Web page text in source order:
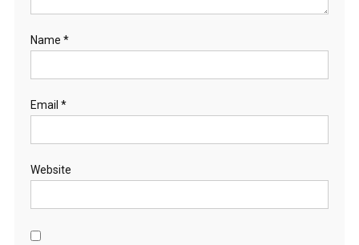
Name *
Email *
Website